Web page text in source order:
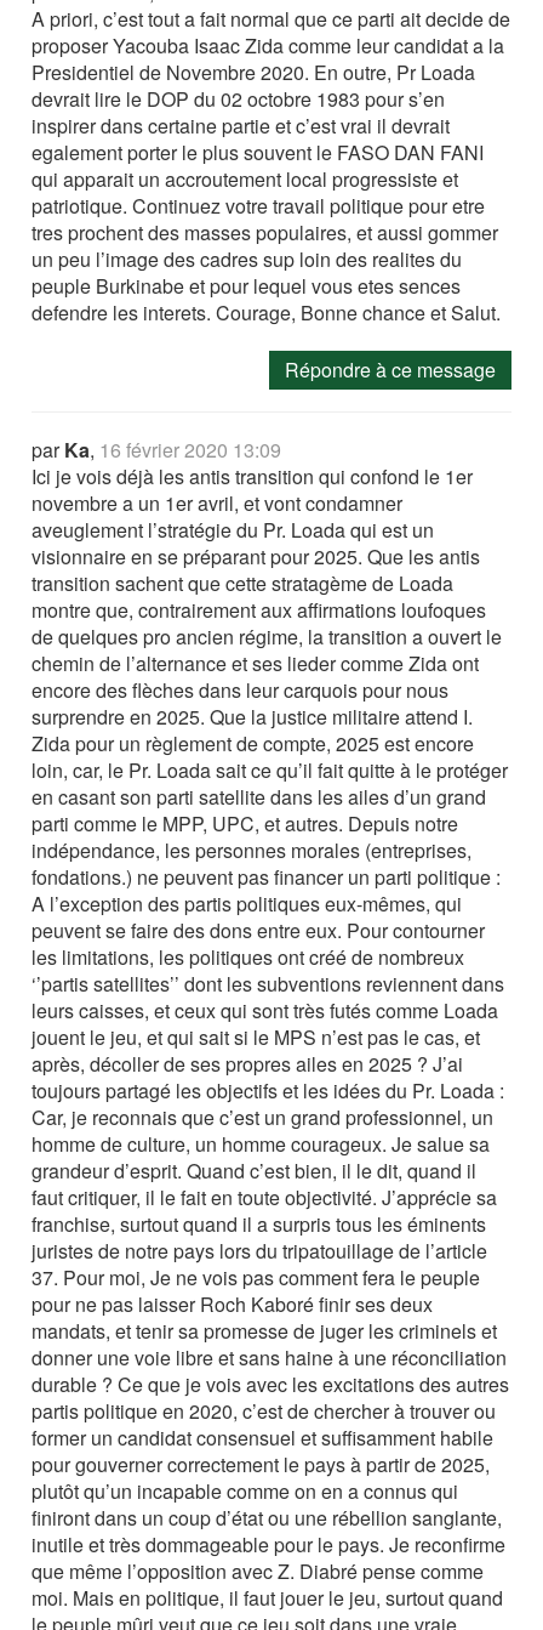
A priori, c’est tout a fait normal que ce parti ait decide de
proposer Yacouba Isaac Zida comme leur candidat a la
Presidentiel de Novembre 2020. En outre, Pr Loada
devrait lire le DOP du 02 octobre 1983 pour s’en
inspirer dans certaine partie et c’est vrai il devrait
egalement porter le plus souvent le FASO DAN FANI
qui apparait un accroutement local progressiste et
patriotique. Continuez votre travail politique pour etre
tres prochent des masses populaires, et aussi gommer
un peu l’image des cadres sup loin des realites du
peuple Burkinabe et pour lequel vous etes sences
defendre les interets. Courage, Bonne chance et Salut.
Répondre à ce message
parKa, 16 février 2020 13:09
Ici je vois déjà les antis transition qui confond le 1er
novembre a un 1er avril, et vont condamner
aveuglement l’stratégie du Pr. Loada qui est un
visionnaire en se préparant pour 2025. Que les antis
transition sachent que cette stratagème de Loada
montre que, contrairement aux affirmations loufoques
de quelques pro ancien régime, la transition a ouvert le
chemin de l’alternance et ses lieder comme Zida ont
encore des flèches dans leur carquois pour nous
surprendre en 2025. Que la justice militaire attend I.
Zida pour un règlement de compte, 2025 est encore
loin, car, le Pr. Loada sait ce qu’il fait quitte à le protéger
en casant son parti satellite dans les ailes d’un grand
parti comme le MPP, UPC, et autres. Depuis notre
indépendance, les personnes morales (entreprises,
fondations.) ne peuvent pas financer un parti politique :
A l’exception des partis politiques eux-mêmes, qui
peuvent se faire des dons entre eux. Pour contourner
les limitations, les politiques ont créé de nombreux
‘’partis satellites’’ dont les subventions reviennent dans
leurs caisses, et ceux qui sont très futés comme Loada
jouent le jeu, et qui sait si le MPS n’est pas le cas, et
après, décoller de ses propres ailes en 2025 ? J’ai
toujours partagé les objectifs et les idées du Pr. Loada :
Car, je reconnais que c’est un grand professionnel, un
homme de culture, un homme courageux. Je salue sa
grandeur d’esprit. Quand c’est bien, il le dit, quand il
faut critiquer, il le fait en toute objectivité. J’apprécie sa
franchise, surtout quand il a surpris tous les éminents
juristes de notre pays lors du tripatouillage de l’article
37. Pour moi, Je ne vois pas comment fera le peuple
pour ne pas laisser Roch Kaboré finir ses deux
mandats, et tenir sa promesse de juger les criminels et
donner une voie libre et sans haine à une réconciliation
durable ? Ce que je vois avec les excitations des autres
partis politique en 2020, c’est de chercher à trouver ou
former un candidat consensuel et suffisamment habile
pour gouverner correctement le pays à partir de 2025,
plutôt qu’un incapable comme on en a connus qui
finiront dans un coup d’état ou une rébellion sanglante,
inutile et très dommageable pour le pays. Je reconfirme
que même l’opposition avec Z. Diabré pense comme
moi. Mais en politique, il faut jouer le jeu, surtout quand
le peuple mûri veut que ce jeu soit dans une vraie